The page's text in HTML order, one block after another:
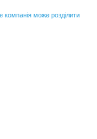
компанія може розділити